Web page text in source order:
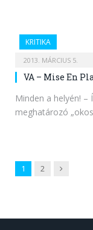
KRITIKA
2013. MÁRCIUS 5.
VA – Mise En
Minden a helyén!
meghatározó
1 2 Next